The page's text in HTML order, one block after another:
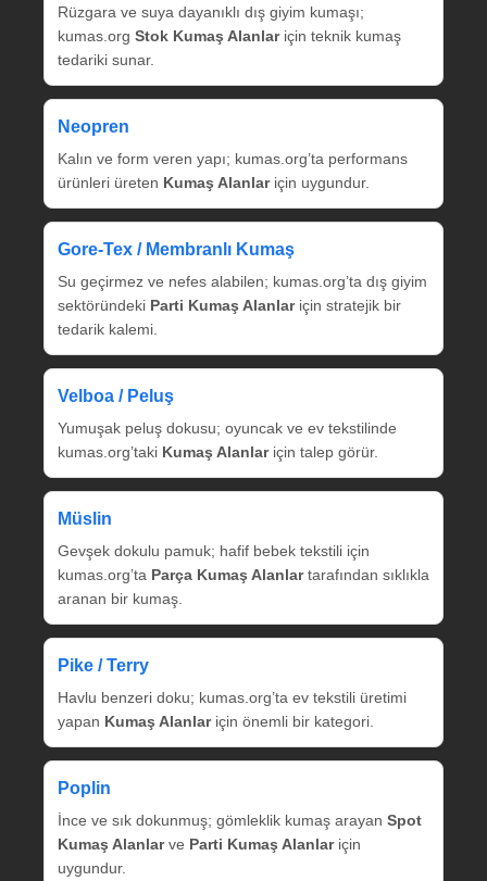
Rüzgara ve suya dayanıklı dış giyim kumaşı;
kumas.org Stok Kumaş Alanlariçin teknik kumaş
tedariki sunar.
Neopren
Kalın ve form veren yapı; kumas.org’ta performans
ürünleri üreten Kumaş Alanlariçin uygundur.
Gore‑Tex / Membranlı Kumaş
Su geçirmez ve nefes alabilen; kumas.org’ta dış giyim
sektöründeki Parti Kumaş Alanlariçin stratejik bir
tedarik kalemi.
Velboa / Peluş
Yumuşak peluş dokusu; oyuncak ve ev tekstilinde
kumas.org’taki Kumaş Alanlariçin talep görür.
Müslin
Gevşek dokulu pamuk; hafif bebek tekstili için
kumas.org’ta Parça Kumaş Alanlartarafından sıklıkla
aranan bir kumaş.
Pike / Terry
Havlu benzeri doku; kumas.org’ta ev tekstili üretimi
yapan Kumaş Alanlariçin önemli bir kategori.
Poplin
İnce ve sık dokunmuş; gömleklik kumaş arayan Spot
Kumaş Alanlarve Parti Kumaş Alanlariçin
uygundur.